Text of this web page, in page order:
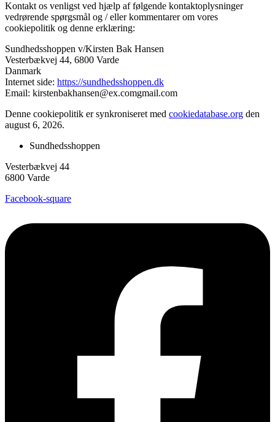
Kontakt os venligst ved hjælp af følgende kontaktoplysninger
vedrørende spørgsmål og / eller kommentarer om vores
cookiepolitik og denne erklæring:
Sundhedsshoppen v/Kirsten Bak Hansen
Vesterbækvej 44, 6800 Varde
Danmark
Internet side: https://sundhedsshoppen.dk
Email: kirstenbakhansen@ex.comgmail.com
Denne cookiepolitik er synkroniseret med cookiedatabase.org den
august 6, 2026.
Sundhedsshoppen
Vesterbækvej 44
6800 Varde
Facebook-square